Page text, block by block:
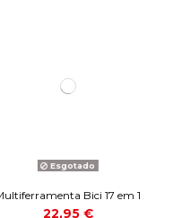
Esgotado
Bici 17 em 1
22,95 €